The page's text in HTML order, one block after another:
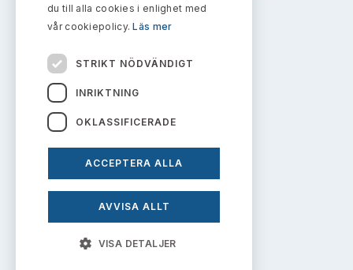
Verksamhetsberättelser
Publikationer och anföranden
Prenumerera
info@aktiemarknadsnamnden.se
Om innehållet
Om webbplatsen
Prenumerera på uttalanden
du till alla cookies i enlighet med
vår cookiepolicy.Läs mer
STRIKT NÖDVÄNDIGT
INRIKTNING
OKLASSIFICERADE
ACCEPTERA ALLA
AVVISA ALLT
VISA DETALJER